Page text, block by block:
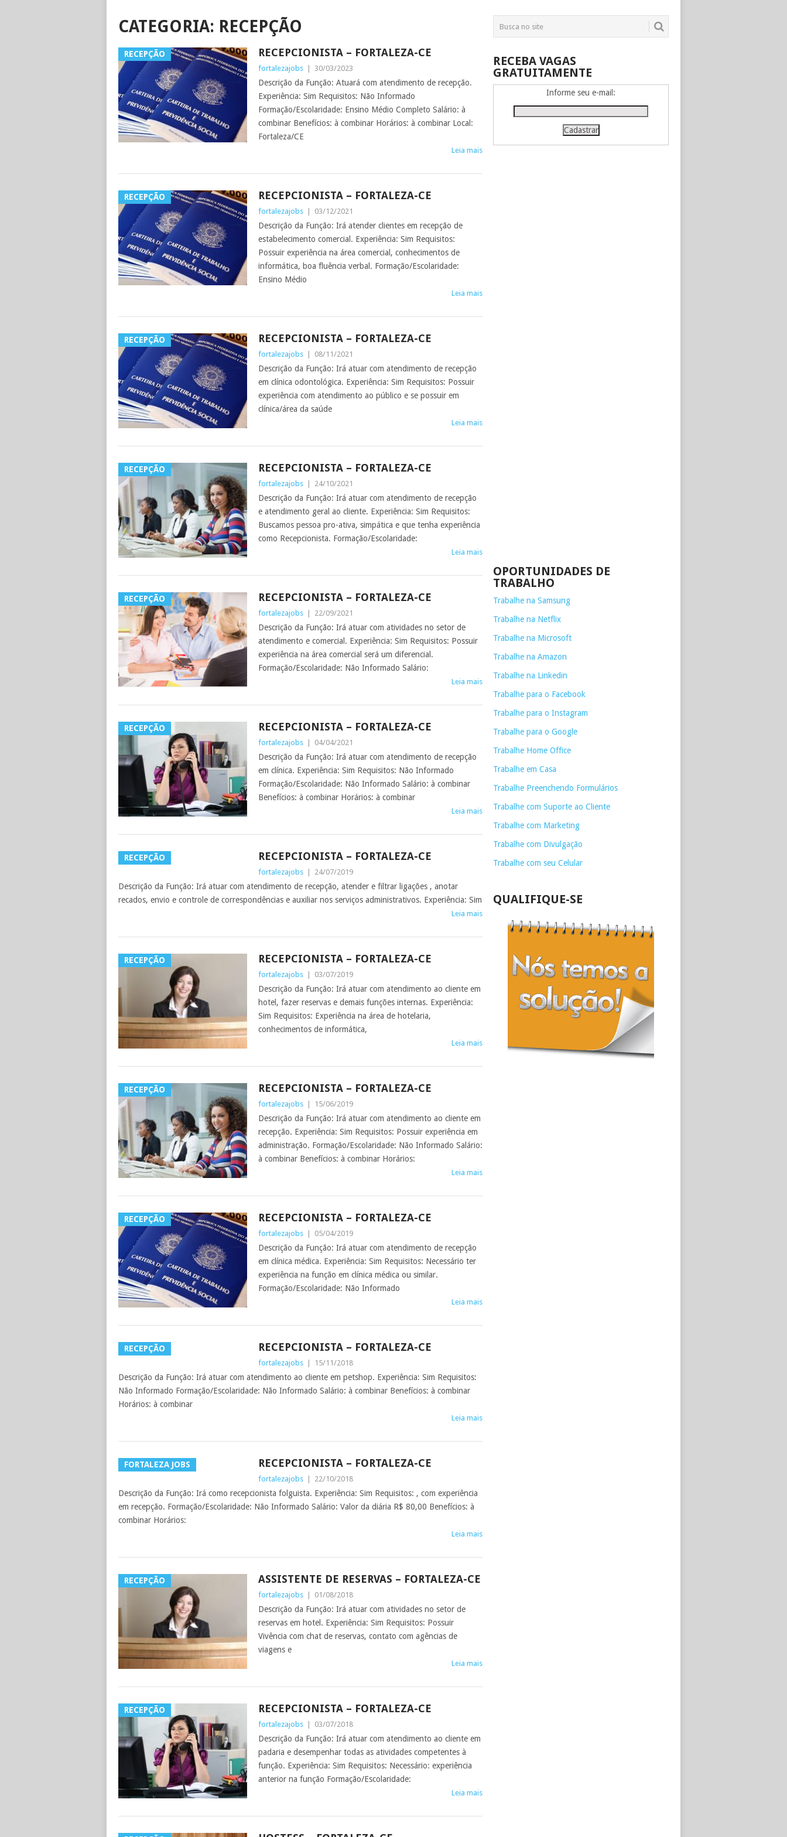
CATEGORIA: RECEPÇÃO
RECEPÇÃO RECEPCIONISTA – FORTALEZA-CE
fortalezajobs 30/03/2023
Descrição da Função: Atuará com atendimento de recepção.
Experiência: Sim Requisitos: Não Informado
Formação/Escolaridade: Ensino Médio Completo Salário: à
combinar Benefícios: à combinar Horários: à combinar Local:
Fortaleza/CE
Leia mais
RECEPÇÃO RECEPCIONISTA – FORTALEZA-CE
fortalezajobs 03/12/2021
Descrição da Função: Irá atender clientes em recepção de
estabelecimento comercial. Experiência: Sim Requisitos:
Possuir experiência na área comercial, conhecimentos de
informática, boa fluência verbal. Formação/Escolaridade:
Ensino Médio
Leia mais
RECEPÇÃO RECEPCIONISTA – FORTALEZA-CE
fortalezajobs 08/11/2021
Descrição da Função: Irá atuar com atendimento de recepção
em clínica odontológica. Experiência: Sim Requisitos: Possuir
experiência com atendimento ao público e se possuir em
clínica/área da saúde
Leia mais
RECEPÇÃO RECEPCIONISTA – FORTALEZA-CE
fortalezajobs 24/10/2021
Descrição da Função: Irá atuar com atendimento de recepção
e atendimento geral ao cliente. Experiência: Sim Requisitos:
Buscamos pessoa pro-ativa, simpática e que tenha experiência
como Recepcionista. Formação/Escolaridade:
Leia mais
RECEPÇÃO RECEPCIONISTA – FORTALEZA-CE
fortalezajobs 22/09/2021
Descrição da Função: Irá atuar com atividades no setor de
atendimento e comercial. Experiência: Sim Requisitos: Possuir
experiência na área comercial será um diferencial.
Formação/Escolaridade: Não Informado Salário:
Leia mais
RECEPÇÃO RECEPCIONISTA – FORTALEZA-CE
fortalezajobs 04/04/2021
Descrição da Função: Irá atuar com atendimento de recepção
em clínica. Experiência: Sim Requisitos: Não Informado
Formação/Escolaridade: Não Informado Salário: à combinar
Benefícios: à combinar Horários: à combinar
Leia mais
RECEPÇÃO RECEPCIONISTA – FORTALEZA-CE
fortalezajobs 24/07/2019
Descrição da Função: Irá atuar com atendimento de recepção, atender e filtrar ligações , anotar
recados, envio e controle de correspondências e auxiliar nos serviços administrativos. Experiência: Sim
Leia mais
RECEPÇÃO RECEPCIONISTA – FORTALEZA-CE
fortalezajobs 03/07/2019
Descrição da Função: Irá atuar com atendimento ao cliente em
hotel, fazer reservas e demais funções internas. Experiência:
Sim Requisitos: Experiência na área de hotelaria,
conhecimentos de informática,
Leia mais
RECEPÇÃO RECEPCIONISTA – FORTALEZA-CE
fortalezajobs 15/06/2019
Descrição da Função: Irá atuar com atendimento ao cliente em
recepção. Experiência: Sim Requisitos: Possuir experiência em
administração. Formação/Escolaridade: Não Informado Salário:
à combinar Benefícios: à combinar Horários:
Leia mais
RECEPÇÃO RECEPCIONISTA – FORTALEZA-CE
fortalezajobs 05/04/2019
Descrição da Função: Irá atuar com atendimento de recepção
em clínica médica. Experiência: Sim Requisitos: Necessário ter
experiência na função em clínica médica ou similar.
Formação/Escolaridade: Não Informado
Leia mais
RECEPÇÃO RECEPCIONISTA – FORTALEZA-CE
fortalezajobs 15/11/2018
Descrição da Função: Irá atuar com atendimento ao cliente em petshop. Experiência: Sim Requisitos:
Não Informado Formação/Escolaridade: Não Informado Salário: à combinar Benefícios: à combinar
Horários: à combinar
Leia mais
FORTALEZA JOBS RECEPCIONISTA – FORTALEZA-CE
fortalezajobs 22/10/2018
Descrição da Função: Irá como recepcionista folguista. Experiência: Sim Requisitos: , com experiência
em recepção. Formação/Escolaridade: Não Informado Salário: Valor da diária R$ 80,00 Benefícios: à
combinar Horários:
Leia mais
RECEPÇÃO ASSISTENTE DE RESERVAS – FORTALEZA-CE
fortalezajobs 01/08/2018
Descrição da Função: Irá atuar com atividades no setor de
reservas em hotel. Experiência: Sim Requisitos: Possuir
Vivência com chat de reservas, contato com agências de
viagens e
Leia mais
RECEPÇÃO RECEPCIONISTA – FORTALEZA-CE
fortalezajobs 03/07/2018
Descrição da Função: Irá atuar com atendimento ao cliente em
padaria e desempenhar todas as atividades competentes à
função. Experiência: Sim Requisitos: Necessário: experiência
anterior na função Formação/Escolaridade:
Leia mais
RECEBA VAGAS
GRATUITAMENTE
Informe seu e-mail:
OPORTUNIDADES DE
TRABALHO
Trabalhe na Samsung
Trabalhe na Netflix
Trabalhe na Microsoft
Trabalhe na Amazon
Trabalhe na Linkedin
Trabalhe para o Facebook
Trabalhe para o Instagram
Trabalhe para o Google
Trabalhe Home Office
Trabalhe em Casa
Trabalhe Preenchendo Formulários
Trabalhe com Suporte ao Cliente
Trabalhe com Marketing
Trabalhe com Divulgação
Trabalhe com seu Celular
QUALIFIQUE-SE